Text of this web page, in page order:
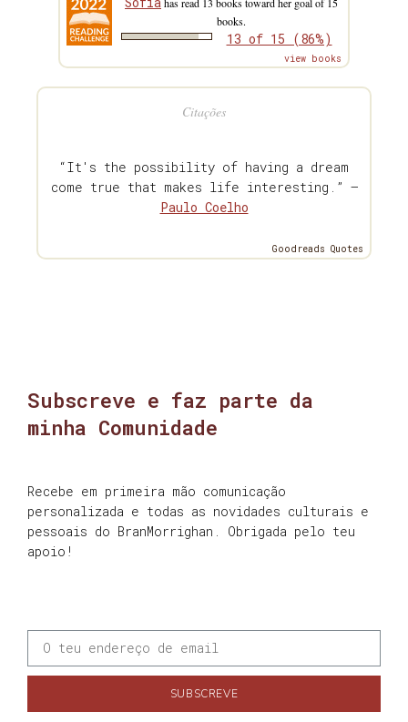
has read 13 books toward her goal of 15
books.
13 of 15 (86%)
view books
Citações
“It's the possibility of having a dream
come true that makes life interesting.” —
Paulo Coelho
Goodreads Quotes
Subscreve e faz parte da
minha Comunidade
Recebe em primeira mão comunicação
personalizada e todas as novidades culturais e
pessoais do BranMorrighan. Obrigada pelo teu
apoio!
SUBSCREVE